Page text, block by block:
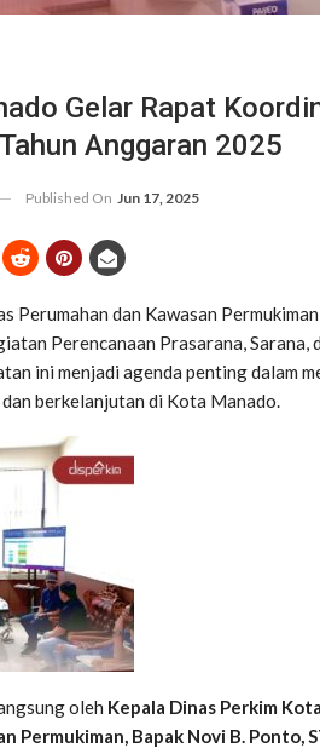
Gelar Rapat
Anggaran 2025
Published On Jun 17, 2025
Perumahan dan Kawasan
Perencanaan Prasarana, Sarana,
ini menjadi agenda penting dalam
berkelanjutan di Kota Manado.
oleh Kepala Dinas Perkim
Permukiman, Bapak Novi B. Ponto,